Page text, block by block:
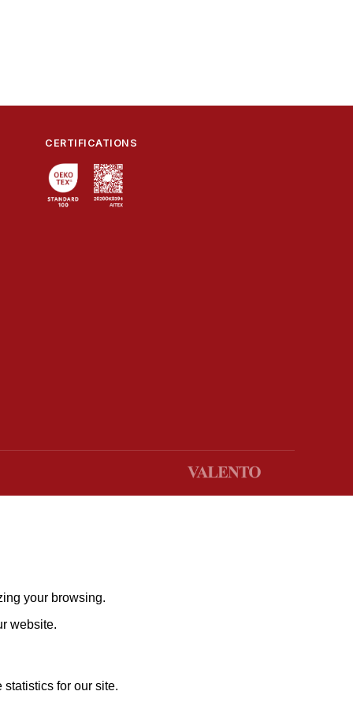
CERTIFICATIONS
your browsing.
website.
for our site.